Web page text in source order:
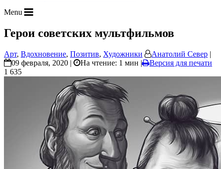
Menu
Герои советских мультфильмов
Арт, Вдохновение, Позитив, Художники Анатолий Север |
09 февраля, 2020 |
На чтение: 1 мин |
Версия для печати
1 635